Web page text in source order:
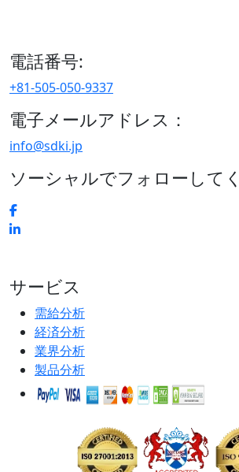
電話番号:
+81-505-050-9337
電子メールアドレス：
info@sdki.jp
ソーシャルでフォローして
サービス
需給分析
経済分析
業界分析
製品分析